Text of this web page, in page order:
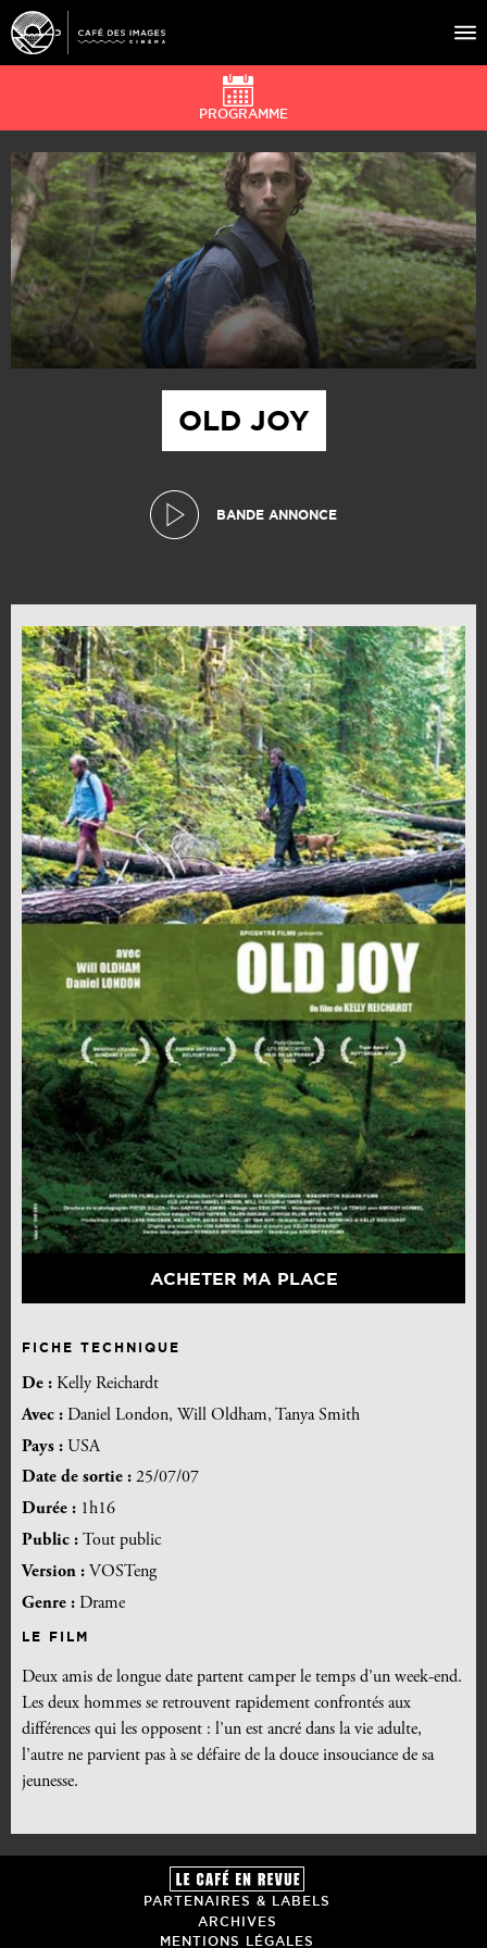
À L’AFFICHE
ÉVÉNEMENTS
CAFÉ DU CINÉ
PRATIQUE
ÉDUCATION AUX IMAGES
OLD JOY
BANDE ANNONCE
ACHETER MA PLACE
FICHE TECHNIQUE
De : Kelly Reichardt
Avec : Daniel London, Will Oldham, Tanya Smith
Pays : USA
Date de sortie : 25/07/07
Durée : 1h16
Public : Tout public
Version : VOSTeng
Genre : Drame
LE FILM
Deux amis de longue date partent camper le temps d’un week-end.
Les deux hommes se retrouvent rapidement confrontés aux
différences qui les opposent : l’un est ancré dans la vie adulte,
l’autre ne parvient pas à se défaire de la douce insouciance de sa
jeunesse.
PROGRAMME
PARTENAIRES & LABELS
ARCHIVES
MENTIONS LÉGALES